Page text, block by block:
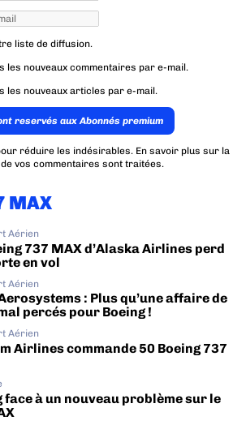
liste de diffusion.
les nouveaux commentaires par e-mail.
les nouveaux articles par e-mail.
reservés aux Abonnés premium
réduire les indésirables. En savoir plus sur la
vos commentaires sont traitées.
MAX
Aérien
737 MAX d’Alaska Airlines perd
en vol
Aérien
: Plus qu’une affaire de
percés pour Boeing !
Aérien
Airlines commande 50 Boeing 737
face à un nouveau problème sur le